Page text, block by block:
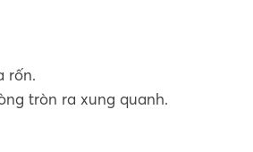
rốn.
tròn ra xung quanh.